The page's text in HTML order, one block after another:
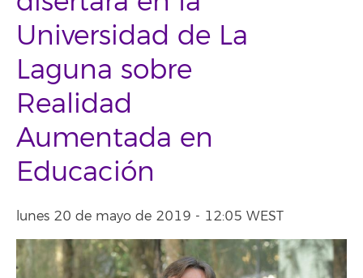
Universidad de La
Laguna sobre
Realidad
Aumentada en
Educación
lunes 20 de mayo de 2019 - 12:05 WEST